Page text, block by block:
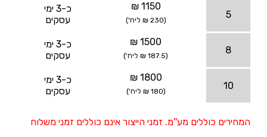
5
1150 ₪
(230 ₪ ליח')
כ-3 ימי
עסקים
8
1500 ₪
(187.5 ₪ ליח')
כ-3 ימי
עסקים
10
1800 ₪
(180 ₪ ליח')
כ-3 ימי
עסקים
המחירים כוללים מע''מ. זמני הייצור אינם כוללים זמני משלוח